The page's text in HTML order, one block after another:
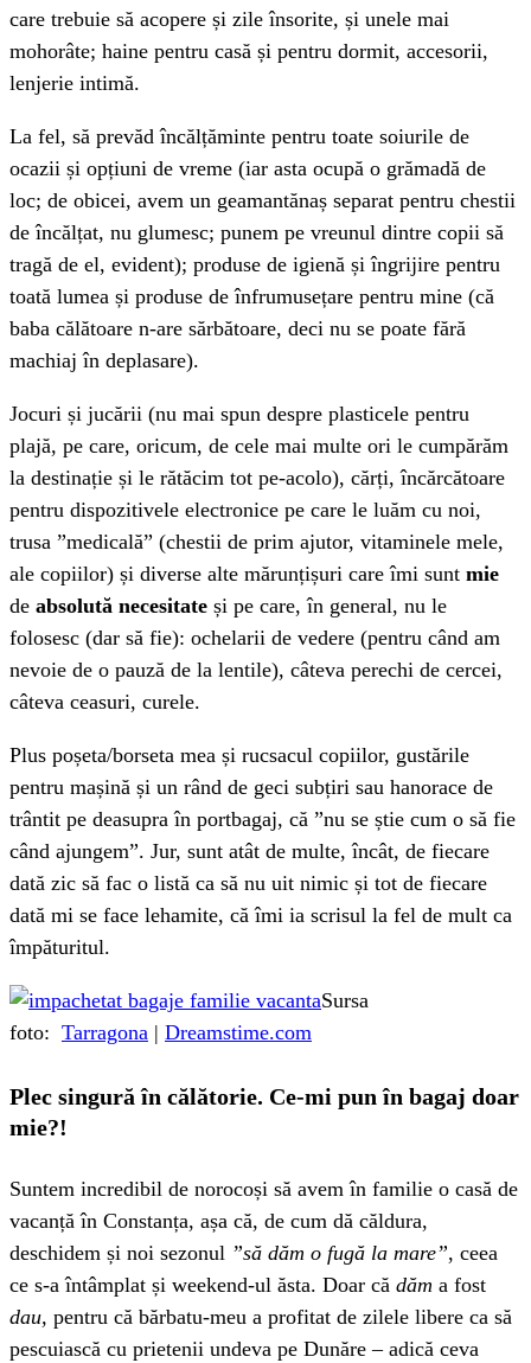
care trebuie să acopere și zile însorite, și unele mai
mohorâte; haine pentru casă și pentru dormit, accesorii,
lenjerie intimă.
La fel, să prevăd încălțăminte pentru toate soiurile de
ocazii și opțiuni de vreme (iar asta ocupă o grămadă de
loc; de obicei, avem un geamantănaș separat pentru chestii
de încălțat, nu glumesc; punem pe vreunul dintre copii să
tragă de el, evident); produse de igienă și îngrijire pentru
toată lumea și produse de înfrumusețare pentru mine (că
baba călătoare n-are sărbătoare, deci nu se poate fără
machiaj în deplasare).
Jocuri și jucării (nu mai spun despre plasticele pentru
plajă, pe care, oricum, de cele mai multe ori le cumpărăm
la destinație și le rătăcim tot pe-acolo), cărți, încărcătoare
pentru dispozitivele electronice pe care le luăm cu noi,
trusa ”medicală” (chestii de prim ajutor, vitaminele mele,
ale copiilor) și diverse alte mărunțișuri care îmi sunt mie
de absolută necesitate și pe care, în general, nu le
folosesc (dar să fie): ochelarii de vedere (pentru când am
nevoie de o pauză de la lentile), câteva perechi de cercei,
câteva ceasuri, curele.
Plus poșeta/borseta mea și rucsacul copiilor, gustările
pentru mașină și un rând de geci subțiri sau hanorace de
trântit pe deasupra în portbagaj, că ”nu se știe cum o să fie
când ajungem”. Jur, sunt atât de multe, încât, de fiecare
dată zic să fac o listă ca să nu uit nimic și tot de fiecare
dată mi se face lehamite, că îmi ia scrisul la fel de mult ca
împăturitul.
Sursa
foto: Tarragona | Dreamstime.com
Plec singură în călătorie. Ce-mi pun în bagaj doar
mie?!
Suntem incredibil de norocoși să avem în familie o casă de
vacanță în Constanța, așa că, de cum dă căldura,
deschidem și noi sezonul ”să dăm o fugă la mare”, ceea
ce s-a întâmplat și weekend-ul ăsta. Doar că dăm a fost
dau, pentru că bărbatu-meu a profitat de zilele libere ca să
pescuiască cu prietenii undeva pe Dunăre – adică ceva